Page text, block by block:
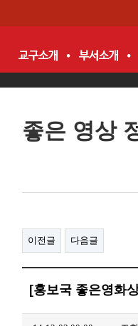
좋은 영상
이전글 다음글
[홍보국 좋은영화